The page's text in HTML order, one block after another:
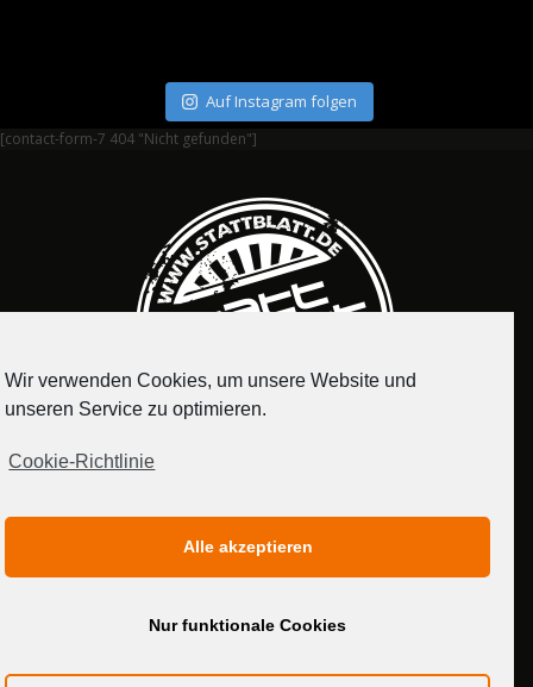
Auf Instagram folgen
[contact-form-7 404 "Nicht gefunden"]
MEDIADATEN
Wir verwenden Cookies, um unsere Website und
unseren Service zu optimieren.
Cookie-Richtlinie
Alle akzeptieren
Nur funktionale Cookies